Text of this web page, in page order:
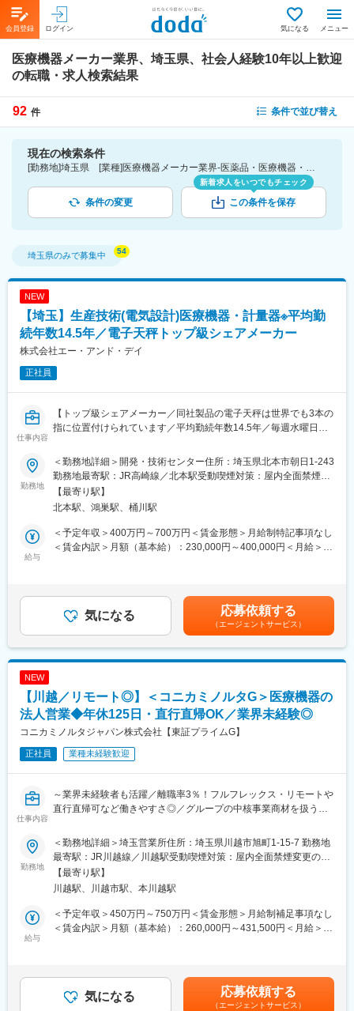
会員登録 ログイン 気になる メニュー
医療機器メーカー業界、埼玉県、社会人経験10年以上歓迎
の転職・求人検索結果
92 件 条件で並び替え
現在の検索条件
[勤務地]埼玉県 [業種]医療機器メーカー業界-医薬品・医療機器・ライフサイエンス・医療系サービス [詳細条件](募集・採用情報)社会人経験10年以上歓迎
条件の変更
新着求人をいつでもチェック
この条件を保存
埼玉県のみで募集中
NEW
【埼玉】生産技術(電気設計)医療機器・計量器※平均勤
続年数14.5年／電子天秤トップ級シェアメーカー
株式会社エー・アンド・デイ
正社員
仕事内容
【トップ級シェアメーカー／同社製品の電子天秤は世界でも3本の
指に位置付けられています／平均勤続年数14.5年／毎週水曜日、
■職務概要：
当社は産業用計測機器、計量器、血圧計など計測機器を開発、製
造、販売しております。本ポジションでは医療機器、計量器の生
産技術業務をお任せいたします。
【業務内容】
した設備の企画設計、製作、立上げまでの一連の業務を担当しま
す。
■就業環境：
同社の就業環境はとてもよくワークライフバランスが保てる環境
です。年間休日127日、毎週水曜日、金曜日はノー残業デーとな
福利厚生も充実しており、住居手当や家族手当等各種手当の他、
■当社の特徴：
位、世界市場でも売上高トップクラスの優良企業です。それぞれ
の分野において市場占有率の高い製品を有しており、国内にとど
まらずグローバルな視点で事業展開をしています。
勤務地
＜勤務地詳細＞開発・技術センター住所：埼玉県北本市朝日1-243
勤務地最寄駅：JR高崎線／北本駅受動喫煙対策：屋内全面禁煙変
更の範囲：会社の定める事業所
【最寄り駅】
北本駅、鴻巣駅、桶川駅
給与
＜予定年収＞400万円～700万円＜賃金形態＞月給制特記事項なし
＜賃金内訳＞月額（基本給）：230,000円～400,000円＜月給＞
額)は固定手当を含めた表記です。
気になる 応募依頼する
（エージェントサービス）
NEW
【川越／リモート◎】＜コニカミノルタG＞医療機器の
法人営業◆年休125日・直行直帰OK／業界未経験◎
コニカミノルタジャパン株式会社【東証プライムG】
正社員 業種未経験歓迎
仕事内容
～業界未経験者も活躍／離職率3％！フルフレックス・リモートや
直行直帰可など働きやすさ◎／グループの中核事業商材を扱う～
■業務内容：
担当エリアの病院や代理店向けに、健康診断やレントゲン検査、
エコー検査などで使われる診断機器・医療機器の提案をお任せし
ます
※1日に5～6件の病院、クリニックを訪問
■担当商材
国内市場でトップクラスのシェアを誇るレントゲン機器「カセッ
ットパネルディテクター）、超音波診断装置、医用画像情報シス
テムなど
勤務地
＜勤務地詳細＞埼玉営業所住所：埼玉県川越市旭町1-15-7 勤務地
最寄駅：JR川越線／川越駅受動喫煙対策：屋内全面禁煙変更の範
囲：会社の定める事業所
【最寄り駅】
川越駅、川越市駅、本川越駅
給与
＜予定年収＞450万円～750万円＜賃金形態＞月給制補足事項なし
＜賃金内訳＞月額（基本給）：260,000円～431,500円＜月給＞
目安の金額であり、選考を通じて上下する可能性があります。月
給(月額)は固定手当を含めた表記です。
気になる 応募依頼する
（エージェントサービス）